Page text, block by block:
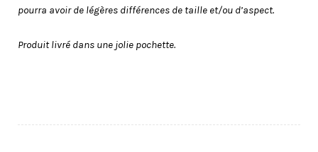
pourra avoir de légères différences de taille et/ou d’aspect.
Produit livré dans une jolie pochette.